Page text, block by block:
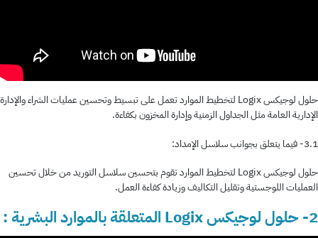
حلول لوجيكس Logix لتخطيط الموارد تعمل على تبسيط وتحسين عمليات الشراء والإدارة
الإدارية العامة مثل الجداول الزمنية وإدارة المخزون بكفاءة.
3.1- فيما يتعلق بجوانب سلاسل الإمداد:
حلول لوجيكس Logix لتخطيط الموارد تقوم بتحسين سلاسل التوريد من خلال تحسين
العمليات اللوجستية وتقليل التكاليف وزيادة كفاءة العمل.
2- حلول لوجيكس Logix المتعلقة بالموارد البشرية :